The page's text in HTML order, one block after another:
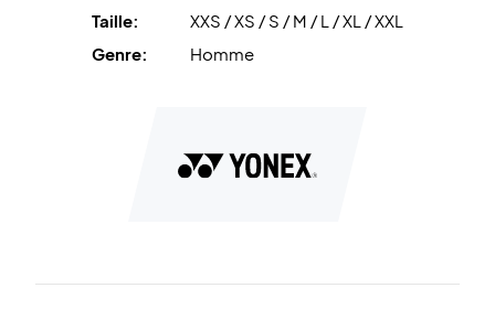
Taille:
XXS / XS / S / M / L / XL / XXL
Genre:
Homme